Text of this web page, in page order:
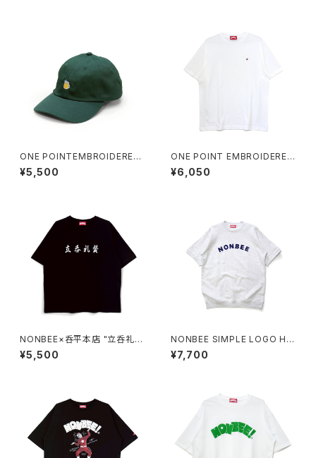
ONE POINTEMBROIDERED
CAP “beer” cotton
¥5,500
ONE POINT EMBROIDERED
¥6,050
NONBEE×呑平本店 "立呑礼
賛" TEE black/white
¥5,500
NONBEE SIMPLE LOGO HA
LF SLEEVE SWEAT ash-gre
y
¥7,700